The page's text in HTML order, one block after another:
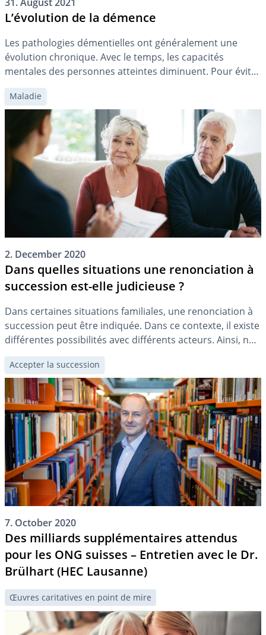
L’évolution de la démence
Les pathologies démentielles ont généralement une
évolution chronique. Avec le temps, les capacités
mentales des personnes atteintes diminuent. Pour éviter
les difficultés de la vie quotidienne et les problèmes de
planification successorale, il est important d’être bien
Maladie
2. December 2020
Dans quelles situations une renonciation à
succession est-elle judicieuse ?
Dans certaines situations familiales, une renonciation à
succession peut être indiquée. Dans ce contexte, il existe
différentes possibilités avec différents acteurs. Ainsi, non
seulement les enfants peuvent favoriser le conjoint
survivant, mais l’inverse est également possible. Une
renonciation à succession à titre onéreux est également
envisageable.
Accepter la succession
7. October 2020
Des milliards supplémentaires attendus
pour les ONG suisses – Entretien avec le Dr.
Brülhart (HEC Lausanne)
Œuvres caritatives en point de mire